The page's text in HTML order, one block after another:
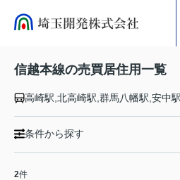
信越本線の売買居住用一覧
条件から探す
2件